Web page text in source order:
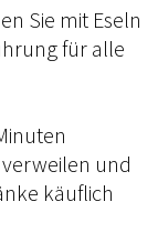
Sie mit Eseln
für alle
und
käuflich